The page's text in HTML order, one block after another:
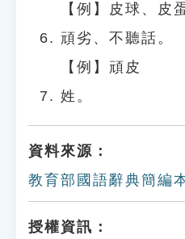
【例】皮球、皮
頑劣、不聽話。
【例】頑皮
姓。
資料來源：
教育部國語辭典簡編
授權資訊：